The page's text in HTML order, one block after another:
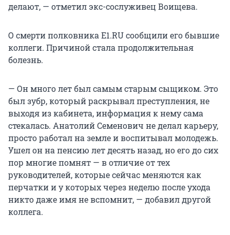
делают, — отметил экс-сослуживец Воищева.
О смерти полковника E1.RU сообщили его бывшие
коллеги. Причиной стала продолжительная
болезнь.
— Он много лет был самым старым сыщиком. Это
был зубр, который раскрывал преступления, не
выходя из кабинета, информация к нему сама
стекалась. Анатолий Семенович не делал карьеру,
просто работал на земле и воспитывал молодежь.
Ушел он на пенсию лет десять назад, но его до сих
пор многие помнят — в отличие от тех
руководителей, которые сейчас меняются как
перчатки и у которых через неделю после ухода
никто даже имя не вспомнит, — добавил другой
коллега.